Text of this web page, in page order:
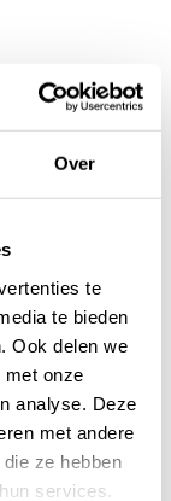
Over
te
te bieden
Ook delen we
met onze
analyse. Deze
met andere
ze hebben
services.